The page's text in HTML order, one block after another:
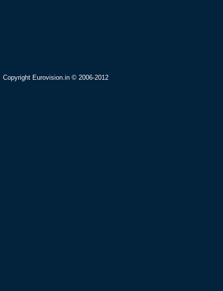
Copyright Eurovision.in © 2006-2012